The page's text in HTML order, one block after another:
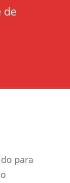
de
para